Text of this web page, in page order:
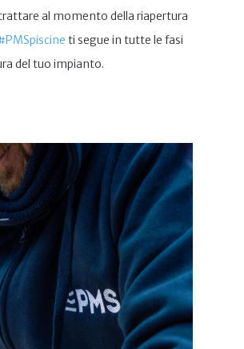
al momento della riapertura
ti segue in tutte le fasi
del tuo impianto.